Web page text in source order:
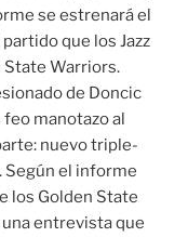
se estrenará el
que los Jazz
State Warriors.
de Doncic
manotazo al
nuevo triple-
Según el informe
los Golden State
entrevista que